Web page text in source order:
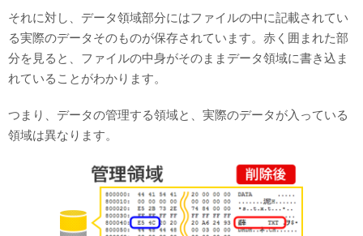
それに対し、データ領域部分にはファイルの中に記載されてい
る実際のデータそのものが保存されています。赤く囲まれた部
分を見ると、ファイルの中身がそのままデータ領域に書き込ま
れていることがわかります。
つまり、データの管理する領域と、実際のデータが入っている
領域は異なります。